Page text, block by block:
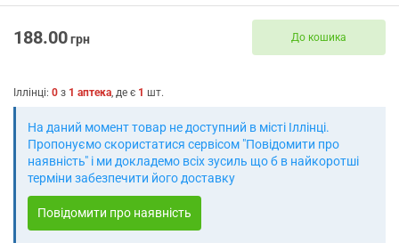
188.00грн До кошика
Іллінці: 0 з 1 аптека, де є 1 шт.
На даний момент товар не доступний в місті Іллінці.
Пропонуємо скористатися сервісом "Повідомити про
наявність" і ми докладемо всіх зусиль що б в найкоротші
терміни забезпечити його доставку
Повідомити про наявність